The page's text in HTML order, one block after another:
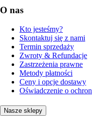
O nas
Kto jesteśmy?
Skontaktuj się z nami
Termin sprzedaży
Zwroty & Refundacje
Zastrzeżenia prawne
Metody płatności
Ceny i opcje dostawy
Oświadczenie o
Nasze sklepy